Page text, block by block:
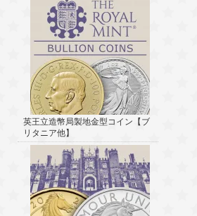
英王立造幣局製地金型コイン【ブ
リタニア他】